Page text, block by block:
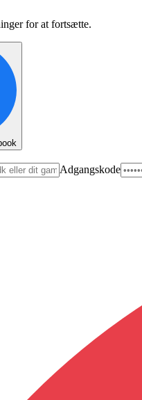
for at fortsætte.
Adgangskode